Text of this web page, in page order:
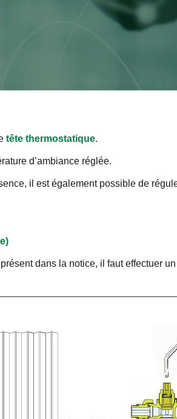
tête thermostatique.
d’ambiance réglée.
il est également possible de
dans la notice, il faut effectuer